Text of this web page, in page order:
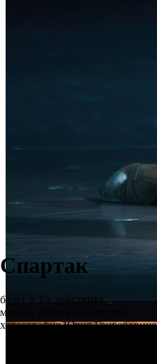
Спартак
балет в 3-х действиях
музыка Арама Хачатуряна
хореография Юрия Григоровича